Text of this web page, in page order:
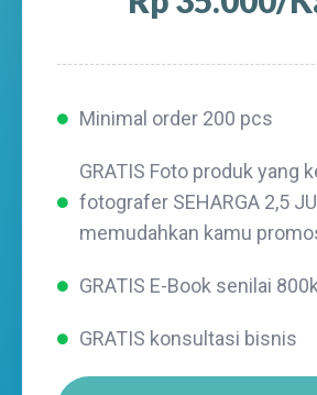
Minimal order 200 pcs
GRATIS Foto produk yang
fotografer SEHARGA 2,5
memudahkan kamu
GRATIS E-Book senilai
GRATIS konsultasi bisnis